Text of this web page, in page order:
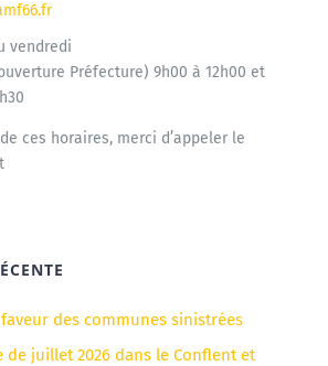
vendredi
Préfecture) 9h00 à 12h00 et
ces horaires, merci d’appeler le
des communes sinistrées
de juillet 2026 dans le Conflent et